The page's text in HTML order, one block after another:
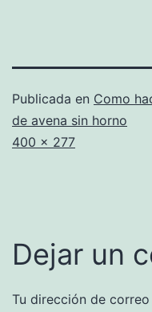
Publicada en Como
de avena sin horno
Tamaño
400 × 277
Dejar un
Tu dirección de